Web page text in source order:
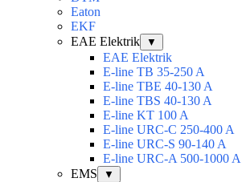
Eaton
EKF
EAE Elektrik
▼
EAE Elektrik
E-line TB 35-250 A
E-line TBE 40-130 A
E-line TBS 40-130 A
E-line KT 100 A
E-line URC-C 250-400 A
E-line URC-S 90-140 A
E-line URC-A 500-1000 A
EMS
▼